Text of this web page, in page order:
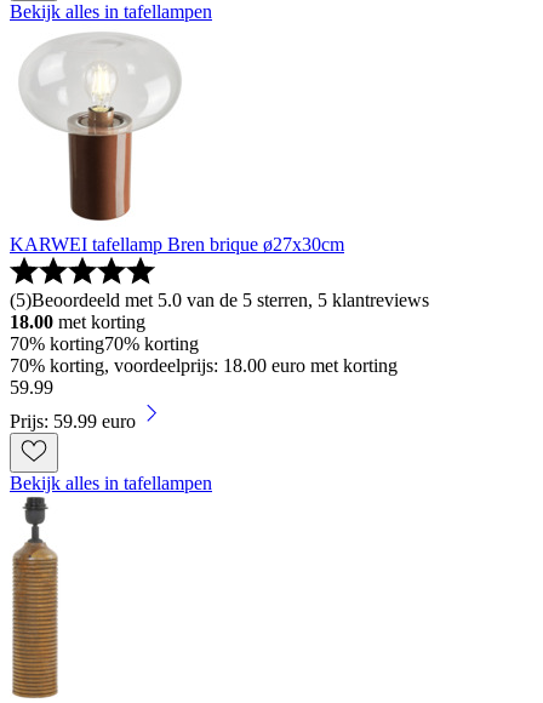
Bekijk alles in tafellampen
KARWEI tafellamp Bren brique ø27x30cm
(5)Beoordeeld met 5.0 van de 5 sterren, 5 klantreviews
18.00 met korting
70% korting70% korting
70% korting, voordeelprijs: 18.00 euro met korting
59.99
Prijs: 59.99 euro
Bekijk alles in tafellampen